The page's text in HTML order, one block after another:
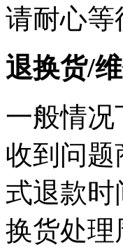
请耐心等
退换货/
一般情
收到问题
式退款
换货处理